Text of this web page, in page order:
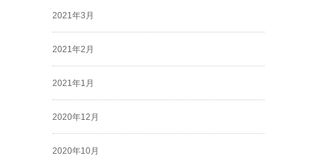
2021年3月
2021年2月
2021年1月
2020年12月
2020年10月